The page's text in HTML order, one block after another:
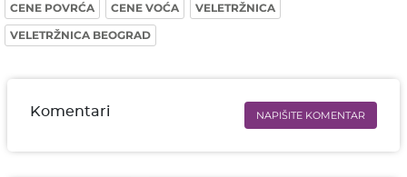
CENE POVRĆA CENE VOĆA
VELETRŽNICA
VELETRŽNICA BEOGRAD
Komentari NAPIŠITE KOMENTAR